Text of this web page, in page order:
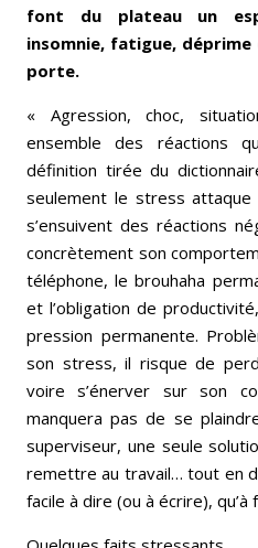
font du plateau un
insomnie, fatigue,
porte.
« Agression, choc,
ensemble des réactions
définition tirée du
seulement le stress attaque
s’ensuivent des réactions
concrètement son
téléphone, le brouhaha
et l’obligation de
pression permanente.
son stress, il risque de
voire s’énerver sur son
manquera pas de se
superviseur, une seule
remettre au travail… tout en
facile à dire (ou à écrire), qu’à